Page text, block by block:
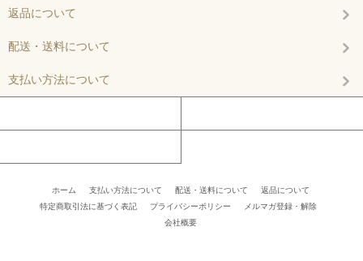
返品について
配送・送料について
支払い方法について
ホーム 支払い方法について 配送・送料について 返品について
特定商取引法に基づく表記
プライバシーポリシー メルマガ登録・解除
会社概要